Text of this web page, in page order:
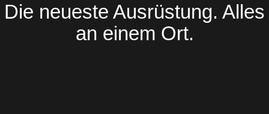
Die neueste Ausrüstung. Alles
an einem Ort.